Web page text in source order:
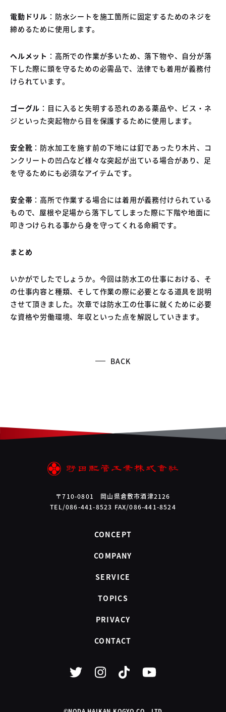
電動ドリル ：防水シートを施工箇所に固定するためのネジを
締めるために使用します。
ヘルメット ：高所での作業が多いため、落下物や、自分が落
下した際に頭を守るための必需品で、法律でも着用が義務付
けられています。
ゴーグル ：目に入ると失明する恐れのある薬品や、ビス・ネ
ジといった突起物から目を保護するために使用します。
安全靴 ：防水加工を施す前の下地には釘であったり木片、コ
ンクリートの凹凸など様々な突起が出ている場合があり、足
を守るためにも必須なアイテムです。
安全帯 ：高所で作業する場合には着用が義務付けられている
もので、屋根や足場から落下してしまった際に下階や地面に
叩きつけられる事から身を守ってくれる命綱です。
まとめ
いかがでしたでしょうか。今回は防水工の仕事における、そ
の仕事内容と種類、そして作業の際に必要となる道具を説明
させて頂きました。次章では防水工の仕事に就くために必要
な資格や労働環境、年収といった点を解説していきます。
BACK
〒710-0801 岡山県倉敷市酒津2126
TEL/086-441-8523 FAX/086-441-8524
CONCEPT
COMPANY
SERVICE
TOPICS
PRIVACY
CONTACT